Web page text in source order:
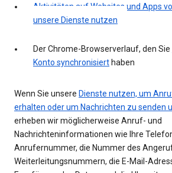
Aktivitäten auf Websites und Apps
unsere Dienste nutzen
Der Chrome-Browserverlauf, den Sie
Konto synchronisiert haben
Wenn Sie unsere Dienste nutzen, um
erhalten oder um Nachrichten zu senden
erheben wir möglicherweise Anruf- und
Nachrichteninformationen wie Ihre
Anrufernummer, die Nummer des
Weiterleitungsnummern, die E-Mail-